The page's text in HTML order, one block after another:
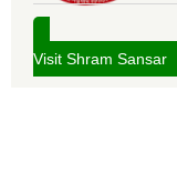
Visit Shram Sansar